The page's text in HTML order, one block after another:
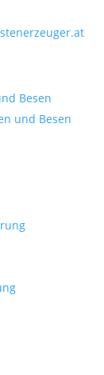
Besen
und Besen